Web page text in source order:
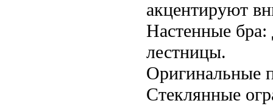
акцентируют
Настенные бра:
лестницы.
Оригинальные
Стеклянные